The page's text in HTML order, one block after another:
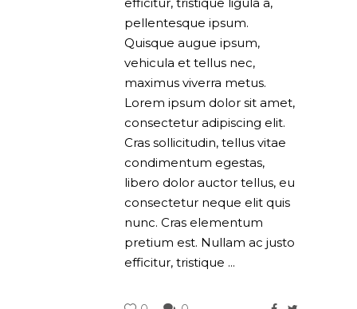
pellentesque ipsum.
Quisque augue ipsum,
vehicula et tellus nec,
maximus viverra metus.
Lorem ipsum dolor sit amet,
consectetur adipiscing elit.
Cras sollicitudin, tellus vitae
condimentum egestas,
libero dolor auctor tellus, eu
consectetur neque elit quis
nunc. Cras elementum
pretium est. Nullam ac justo
efficitur, tristique